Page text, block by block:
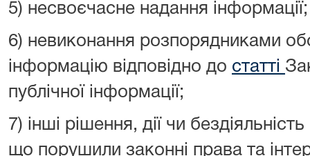
5) несвоєчасне надання інформації;
6) невиконання розпорядниками
інформацію відповідно до статті
публічної інформації;
7) інші рішення, дії чи
що порушили законні права та